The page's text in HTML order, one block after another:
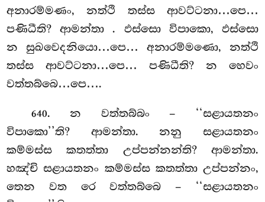
අනාරම්මණං, නත්ථි තස්ස ආවට්ටනා…පෙ…
පණිධීති? ආමන්තා. ඵස්සො විපාකො, ඵස්සො
න සුඛවෙදනියො…පෙ… අනාරම්මණො, නත්ථි
තස්ස ආවට්ටනා…පෙ… පණිධීති? න හෙවං
වත්තබ්බෙ…පෙ….
640. න වත්තබ්බං – ‘‘සළායතනං
විපාකො’’ති? ආමන්තා. නනු සළායතනං
කම්මස්ස කතත්තා උප්පන්නන්ති? ආමන්තා.
හඤ්චි සළායතනං කම්මස්ස කතත්තා උප්පන්නං,
තෙන වත රෙ වත්තබ්බෙ – ‘‘සළායතනං